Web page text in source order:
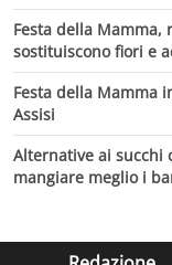
Festa della Mamma,
sostituiscono fiori e
Festa della Mamma
Assisi
Alternative ai succhi
mangiare meglio i